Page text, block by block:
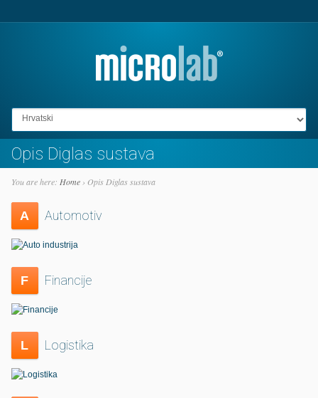
Go to:
Opis Diglas sustava
You are here: Home› Opis Diglas sustava
A Automotiv
F Financije
L Logistika